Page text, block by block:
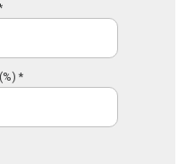
*